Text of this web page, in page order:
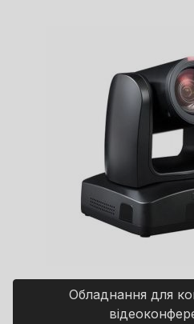
Обладнання для